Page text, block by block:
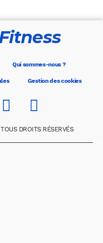
Qui sommes-nous ?
Gestion des cookies
DROITS RÉSERVÉS